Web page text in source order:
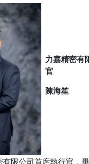
力嘉精密有
官
陳海笙
限公司首席執行官，